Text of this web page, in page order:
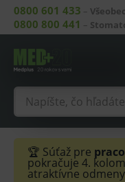
0800 601 433 –
0800 800 441 –
🏆 Súťaž pre
pokračuje 4.
atraktívne